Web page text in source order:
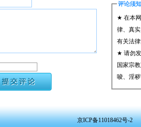
评论须知
★ 在本
律、真
有关法
★ 请勿
国家宗
唆、淫
★ 承担
★ 在本
转载、
京ICP备11018462号-2